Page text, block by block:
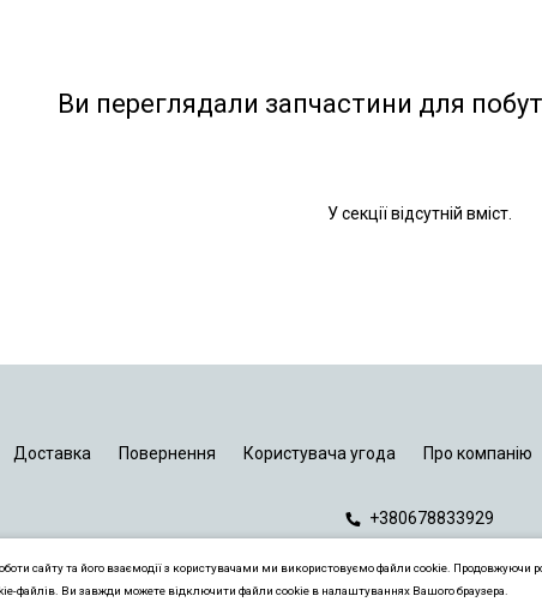
Ви переглядали запчастини для
У секції відсутній вміст.
Доставка Повернення Користувача угода Про компанію
+380678833929
сайту та його взаємодії з користувачами ми використовуємо файли cookie. Продовжуючи
файлів. Ви завжди можете відключити файли cookie в налаштуваннях Вашого браузера.